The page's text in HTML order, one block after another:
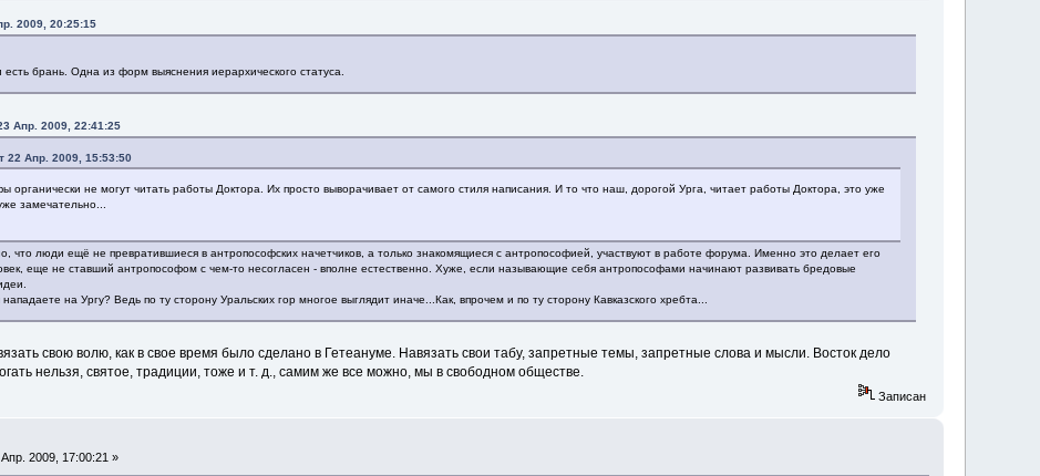
2009, 20:25:15
брань. Одна из форм выяснения иерархического статуса.
Апр. 2009, 22:41:25
22 Апр. 2009, 15:53:50
не могут читать работы Доктора. Их просто выворачивает от самого стиля написания. И то что наш, дорогой Урга, читает работы Доктора, это уже
замечательно...
что люди ещё не превратившиеся в антропософских начетчиков, а только знакомящиеся с антропософией, участвуют в работе форума. Именно это делает его
еще не ставший антропософом с чем-то несогласен - вполне естественно. Хуже, если называющие себя антропософами начинают развивать бредовые
на Ургу? Ведь по ту сторону Уральских гор многое выглядит иначе...Как, впрочем и по ту сторону Кавказского хребта...
свою волю, как в свое время было сделано в Гетеануме. Навязать свои табу, запретные темы, запретные слова и мысли. Восток дело
нельзя, святое, традиции, тоже и т. д., самим же все можно, мы в свободном обществе.
Записан
2009, 17:00:21 »